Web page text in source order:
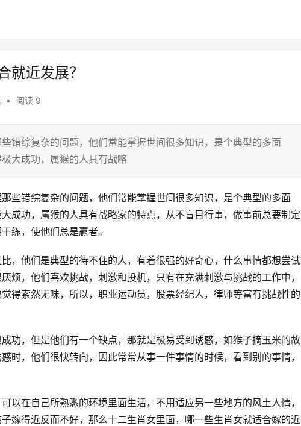
就近发展？
• 阅读 9
错综复杂的问题，他们常能掌握世间很多知识，是个典型的多面
大成功，属猴的人具有战略
错综复杂的问题，他们常能掌握世间很多知识，是个典型的多面
成功，属猴的人具有战略家的特点，从不盲目行事，做事前总要制定
练，使他们总是贏者。
他们是典型的待不住的人，有着很强的好奇心，什么事情都想尝试
烦，他们喜欢挑战，刺激和投机，只有在充满刺激与挑战的工作中，
得索然无味，所以，职业运动员，股票经纪人，律师等富有挑战性的
，但是他们有一个缺点，那就是极易受到诱惑，如猴子摘玉米的故
时，他们很快转向，因此常常从事一件事情的时候，看到别的事情，
在自己所熟悉的环境里面生活，不用适应另一些地方的风土人情，
嫁得近反而不好，那么十二生肖女里面，哪一些生肖女就适合嫁的近